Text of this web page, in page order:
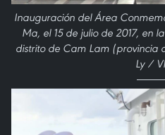
Inauguración del Área
Ma, el 15 de julio de 2017, en
distrito de Cam Lam (provincia
Ly /